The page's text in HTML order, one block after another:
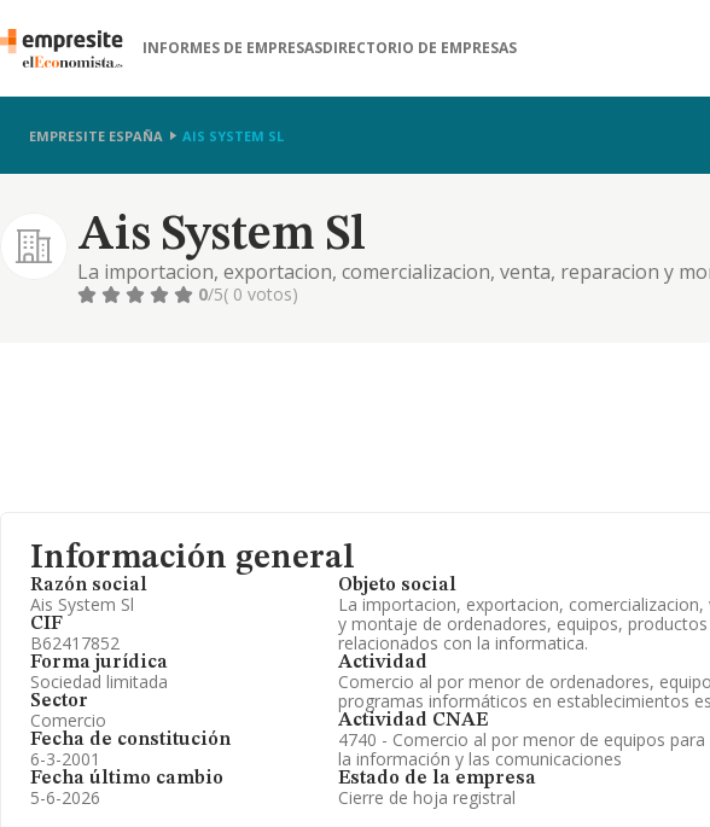
INFORMES DE EMPRESASDIRECTORIO DE EMPRESAS
EMPRESITE ESPAÑA AIS SYSTEM SL
Ais System Sl
La importacion, exportacion, comercializacion, venta, reparacion y
productos y articulos relacionados con la informatica.
0/5( 0 votos)
Información general
Razón social
Ais System Sl
CIF
B62417852
Forma jurídica
Sociedad limitada
Sector
Comercio
Fecha de constitución
6-3-2001
Fecha último cambio
5-6-2026
Objeto social
La importacion, exportacion, comercializacion,
y montaje de ordenadores, equipos,
relacionados con la informatica.
Actividad
Comercio al por menor de ordenadores,
programas informáticos en establecimientos
Actividad CNAE
4740 - Comercio al por menor de equipos
la información y las comunicaciones
Estado de la empresa
Cierre de hoja registral